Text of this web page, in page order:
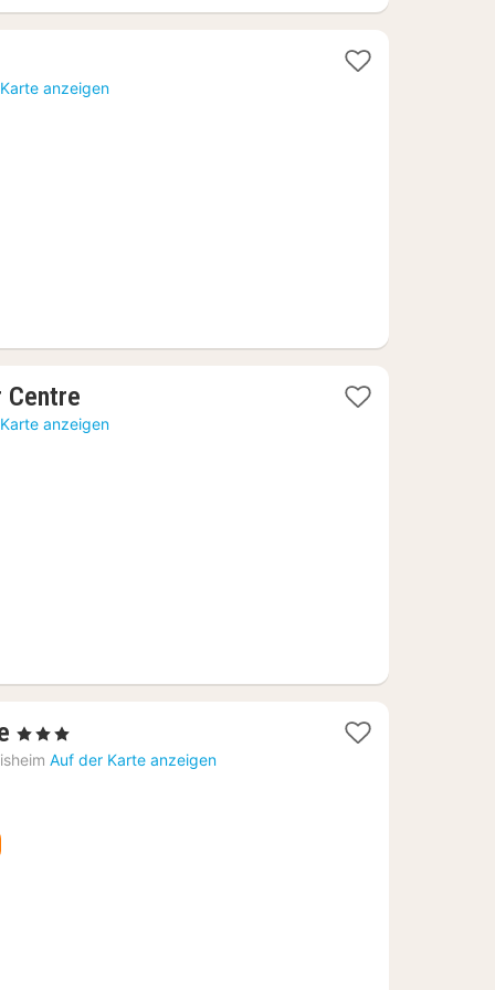
anzeigen
Centre
Nacht
anzeigen
1
Nacht
, 3 Sterne
Auf der Karte anzeigen